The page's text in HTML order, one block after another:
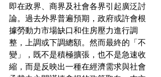
即在政界、商界及社會各界引起廣泛討
論。過去外界普遍預期，政府或許會根
據勞動力市場缺口和住房壓力進行調
整，上調或下調總額。然而最終的「不
變」，既不是積極擴張，也不是急速收
縮，而是反映出一種在經濟需求與社會